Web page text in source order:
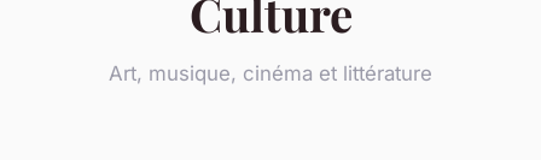
Culture
Art, musique, cinéma et littérature